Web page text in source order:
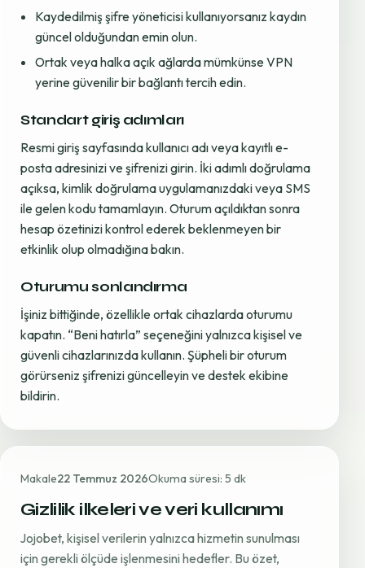
Kaydedilmiş şifre yöneticisi kullanıyorsanız kaydın
güncel olduğundan emin olun.
Ortak veya halka açık ağlarda mümkünse VPN
yerine güvenilir bir bağlantı tercih edin.
Standart giriş adımları
Resmi giriş sayfasında kullanıcı adı veya kayıtlı e-
posta adresinizi ve şifrenizi girin. İki adımlı doğrulama
açıksa, kimlik doğrulama uygulamanızdaki veya SMS
ile gelen kodu tamamlayın. Oturum açıldıktan sonra
hesap özetinizi kontrol ederek beklenmeyen bir
etkinlik olup olmadığına bakın.
Oturumu sonlandırma
İşiniz bittiğinde, özellikle ortak cihazlarda oturumu
kapatın. “Beni hatırla” seçeneğini yalnızca kişisel ve
güvenli cihazlarınızda kullanın. Şüpheli bir oturum
görürseniz şifrenizi güncelleyin ve destek ekibine
bildirin.
Makale22 Temmuz 2026Okuma süresi: 5 dk
Gizlilik ilkeleri ve veri kullanımı
Jojobet, kişisel verilerin yalnızca hizmetin sunulması
için gerekli ölçüde işlenmesini hedefler. Bu özet,